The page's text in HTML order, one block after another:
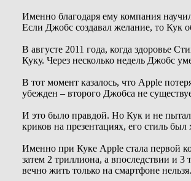
Именно благодаря ему компания
Если Джобс создавал желание, то Кук
В августе 2011 года, когда здоровье
Куку. Через несколько недель Джобс
В тот момент казалось, что Apple
убежден – второго Джобса не
И это было правдой. Но Кук и не
криков на презентациях, его стиль
Именно при Куке Apple стала первой
затем 2 триллиона, а впоследствии и
вечно жить только на смартфоне